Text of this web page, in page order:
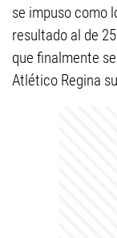
se impuso como
resultado al de
que finalmente
Atlético Regina